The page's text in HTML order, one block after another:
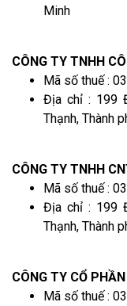
Minh
CÔNG TY TNHH
Mã số thuế :
Địa chỉ : 199
Thạnh, Thành
CÔNG TY TNHH
Mã số thuế :
Địa chỉ : 199
Thạnh, Thành
CÔNG TY CỔ
Mã số thuế :